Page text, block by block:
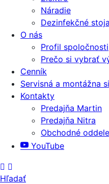
Náradie
Dezinfekčné
O nás
Profil spoločnosti
Prečo si vybrať
Cenník
Servisná a montážna
Kontakty
Predajňa Martin
Predajňa Nitra
Obchodné
YouTube
Hľadať